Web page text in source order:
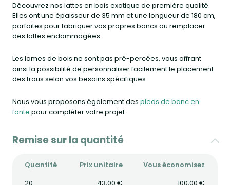
Découvrez nos lattes en bois exotique de première qualité.
Elles ont une épaisseur de 35 mm et une longueur de 180 cm,
parfaites pour fabriquer vos propres bancs ou remplacer
des lattes endommagées.
Les lames de bois ne sont pas pré-percées, vous offrant
ainsi la possibilité de personnaliser facilement le placement
des trous selon vos besoins spécifiques.
Nous vous proposons également des pieds de banc en
fonte pour compléter votre projet.
Remise sur la quantité
Quantité Prix unitaire
Vous économisez